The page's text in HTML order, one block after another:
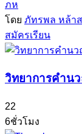
ภห
โดย ภัทรพล หล้า
สมัครเรียน
วิทยาการคำน
22
6ชั่วโมง